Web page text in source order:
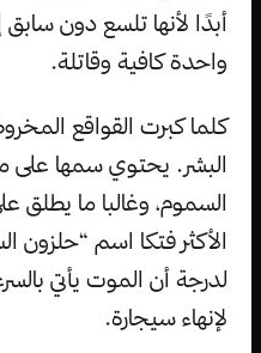
أبدًا لأنها تلسع دون
واحدة كافية وقاتلة.
كلما كبرت القواقع
البشر. يحتوي سمها
السموم، وغالبا ما يطلق
الأكثر فتكا اسم “حلزون
لدرجة أن الموت يأتي
لإنهاء سيجارة.